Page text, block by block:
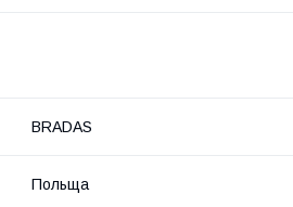
BRADAS
Польща